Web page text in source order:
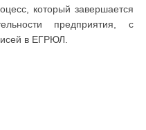
который завершается
предприятия, с
в ЕГРЮЛ.